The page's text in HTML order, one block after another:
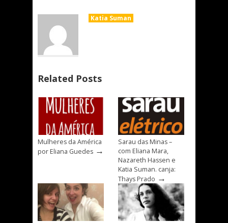
Katia Suman
Related Posts
Mulheres da América
por Eliana Guedes →
Sarau das Minas –
com Eliana Mara,
Nazareth Hassen e
Katia Suman. canja:
Thays Prado →